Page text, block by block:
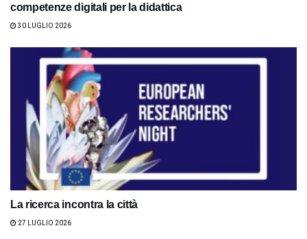
competenze digitali per la didattica
30 LUGLIO 2026
La ricerca incontra la città
27 LUGLIO 2026